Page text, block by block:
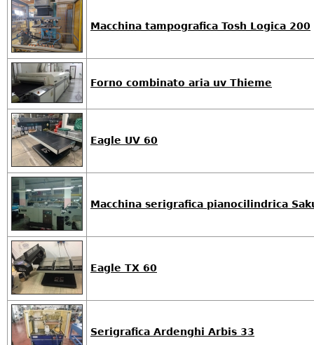
Macchina tampografica Tosh Logica 200
Forno combinato aria uv Thieme
Eagle UV 60
Macchina serigrafica pianocilindrica
Eagle TX 60
Serigrafica Ardenghi Arbis 33